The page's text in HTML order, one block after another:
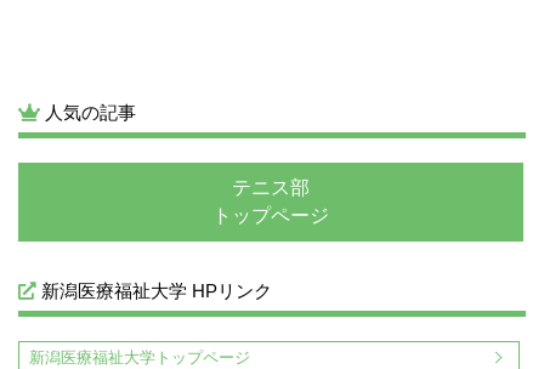
人気の記事
テニス部
トップページ
新潟医療福祉大学 HPリンク
新潟医療福祉大学トップページ